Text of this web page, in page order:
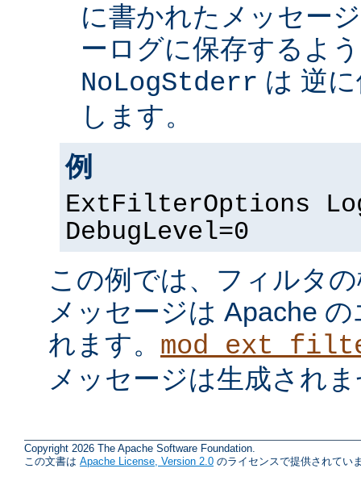
に書かれたメッセー
ーログに保存するよ
NoLogStderr は 逆
します。
例
ExtFilterOptions
DebugLevel=0
この例では、フィルタ
メッセージは Apache
れます。
メッセージは生成され
Copyright 2026 The Apache Software Foundation.
この文書は Apache License, Version 2.0 のライセンスで提供されてい